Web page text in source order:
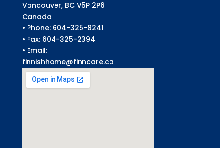
Vancouver, BC V5P 2P6
Canada
• Phone: 604-325-8241
• Fax: 604-325-2394
• Email:
finnishhome@finncare.ca